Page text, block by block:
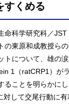
すくめる
命科学研究科／
の東原和成教授ら
トについて、雄の
1（ratCRP1）が
ることを明らかに
対して交尾行動に